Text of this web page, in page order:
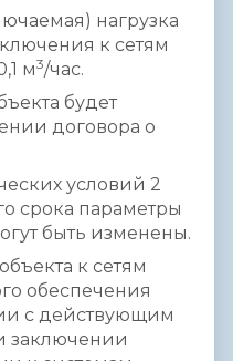
нагрузка
к сетям
м3/час.
будет
договора о
условий 2
срока параметры
быть изменены.
к сетям
обеспечения
с действующим
заключении